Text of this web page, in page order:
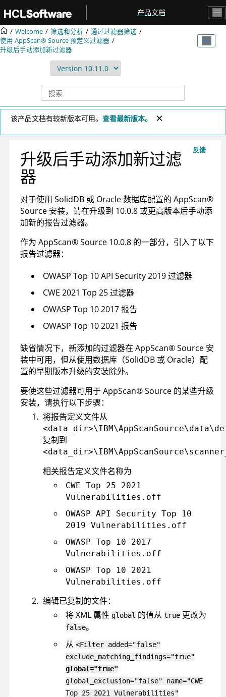
产品文档
Welcome 筛选和分析
通过过滤器筛选
使用 AppScan® Source预定义过滤器
升级后手动添加新过滤器
该产品文档有较新版本可用。 查看最新版本。
反馈
升级后手动添加新过滤
器
对于使用 SolidDB 或 Oracle 数据库配置的 AppScan®
Source 安装，请在升级到 10.0.8 或更高版本后手动添
加新的报告过滤器。
作为 AppScan®Source 10.0.8 的一部分，引入了以下
报告过滤器：
OWASP Top 10 API Security 2019 过滤器
CWE 2021 Top 25 过滤器
OWASP Top 10 2017 报告
OWASP Top 10 2021 报告
缺省情况下，新添加的过滤器在 AppScan®Source 安
装中可用，但从使用数据库（SolidDB 或 Oracle）配
置的早期版本升级的安装除外。
要使这些过滤器可用于AppScan®Source 的某些升级
安装，请执行以下步骤：
将报告定义文件从
复制到
相关报告定义文件名称为
CWE Top 25 2021
Vulnerabilities.off
OWASP API Security Top 10
2019 Vulnerabilities.off
OWASP Top 10 2017
Vulnerabilities.off
OWASP Top 10 2021
Vulnerabilities.off
编辑已复制的文件：
将 XML 属性 global 的值从 true 更改为
false。
从 <Filter added="false"
exclude_matching_findings="true"
global="true"
global_exclusion="false" name="CWE
Top 25 2021 Vulnerabilities"